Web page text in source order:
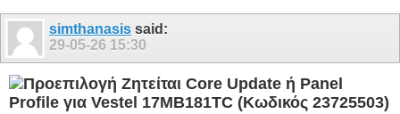
simthanasis said:
29-05-26 15:30
Ζητείται Core Update ή Panel
Profile για Vestel 17MB181TC (Κωδικός 23725503)